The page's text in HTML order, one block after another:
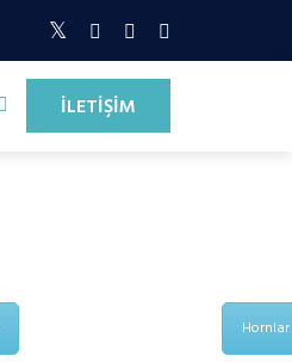
İLETİŞİM
Hornlar